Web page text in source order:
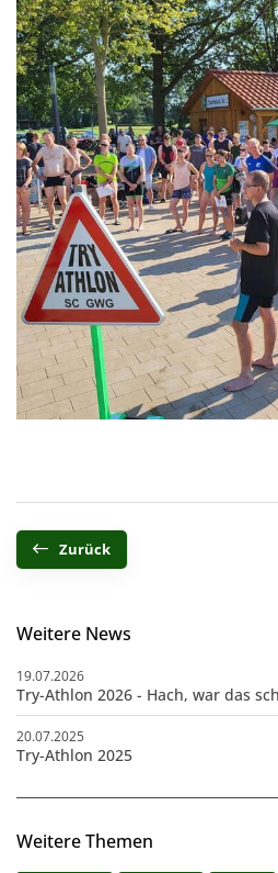
Zurück
Weitere News
19.07.2026
Try-Athlon 2026 - Hach, war das
20.07.2025
Try-Athlon 2025
Weitere Themen